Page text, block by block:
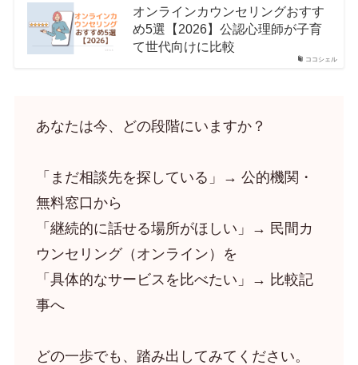
ココシェル
オンラインカウンセリングおすす
め5選【2026】公認心理師が子育
て世代向けに比較
あなたは今、どの段階にいますか？
「まだ相談先を探している」→ 公的機関・
無料窓口から
「継続的に話せる場所がほしい」→ 民間カ
ウンセリング（オンライン）を
「具体的なサービスを比べたい」→ 比較記
事へ
どの一歩でも、踏み出してみてください。